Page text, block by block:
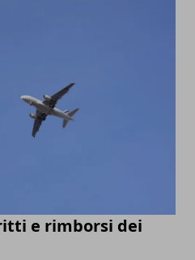
e rimborsi dei